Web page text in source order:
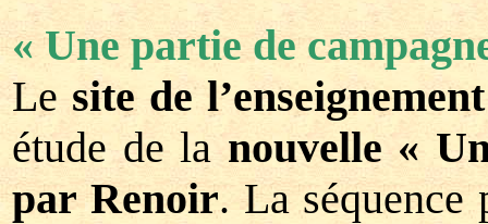
« Une partie de
Le site de
étude de lanouvelle «
par Renoir. La